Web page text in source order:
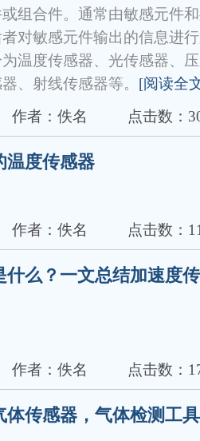
组合件。通常由敏感元件
对敏感元件输出的信息进
温度传感器、光传感器、
、射线传感器等。 [阅读全
作者：佚名 点击数：
温度传感器
作者：佚名 点击数：
什么？一文总结加速度
作者：佚名 点击数：
体传感器，气体检测工具